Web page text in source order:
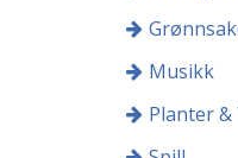
Musikk
Planter